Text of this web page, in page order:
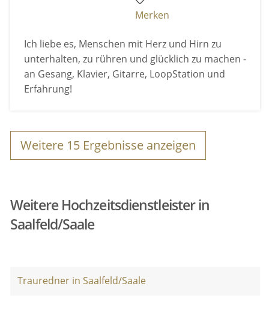
Merken
Ich liebe es, Menschen mit Herz und Hirn zu
unterhalten, zu rühren und glücklich zu machen -
an Gesang, Klavier, Gitarre, LoopStation und
Erfahrung!
Weitere 15 Ergebnisse anzeigen
Weitere Hochzeitsdienstleister in
Saalfeld/Saale
Trauredner in Saalfeld/Saale